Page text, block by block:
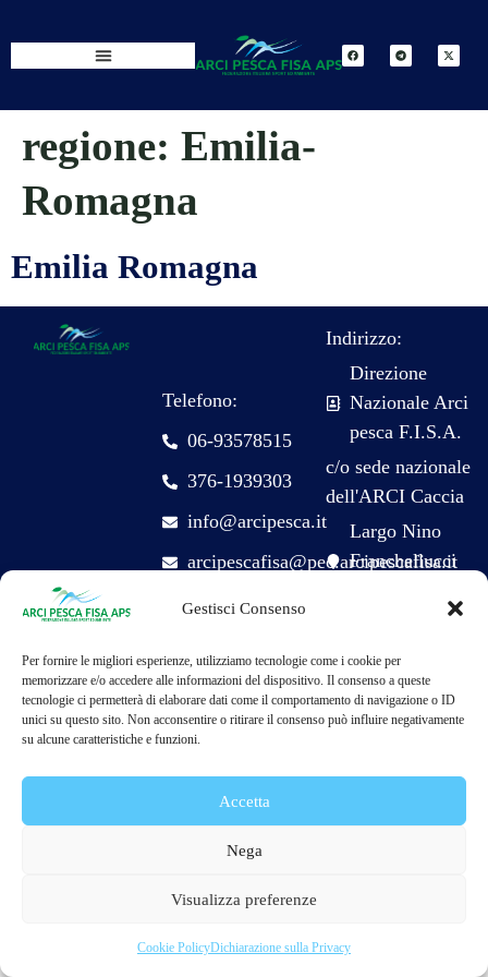
Gestisci Consenso
Per fornire le migliori esperienze, utilizziamo tecnologie come i cookie per
memorizzare e/o accedere alle informazioni del dispositivo. Il consenso a queste
tecnologie ci permetterà di elaborare dati come il comportamento di navigazione o ID
unici su questo sito. Non acconsentire o ritirare il consenso può influire negativamente
su alcune caratteristiche e funzioni.
Accetta
Nega
Visualizza preferenze
Cookie PolicyDichiarazione sulla Privacy
regione: Emilia-
Romagna
Emilia Romagna
Telefono:
06-93578515
376-1939303
info@arcipesca.it
arcipescafisa@pec.arcipescafisa.it
Facebook
Indirizzo:
Direzione
Nazionale Arci
pesca F.I.S.A.
c/o sede nazionale
dell'ARCI Caccia
Largo Nino
Franchellucci
Arci Pesca FISA APS, promuove la pesca sostenibile, la tutela dell’ambiente e l’inclusione sociale
attraverso lo sport. © 2025 Tutti i diritti riservati